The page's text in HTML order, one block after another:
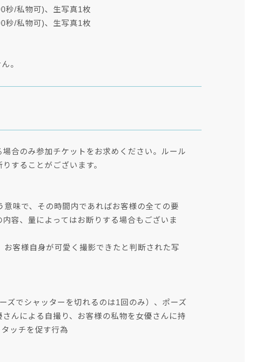
秒/私物可)、生写真1枚
秒/私物可)、生写真1枚
。
合のみ参加チケットをお求めください。ルール
することがございます。
味で、その時間内であればお客様の全ての要
容、量によってはお断りする場合もございま
客様自身が可愛く撮影できたと判断された写
ズでシャッターを切れるのは1回のみ）、ポーズ
んによる自撮り、お客様の私物を女優さんに持
ッチを促す行為